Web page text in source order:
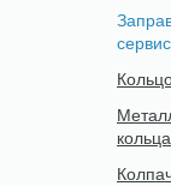
кольца